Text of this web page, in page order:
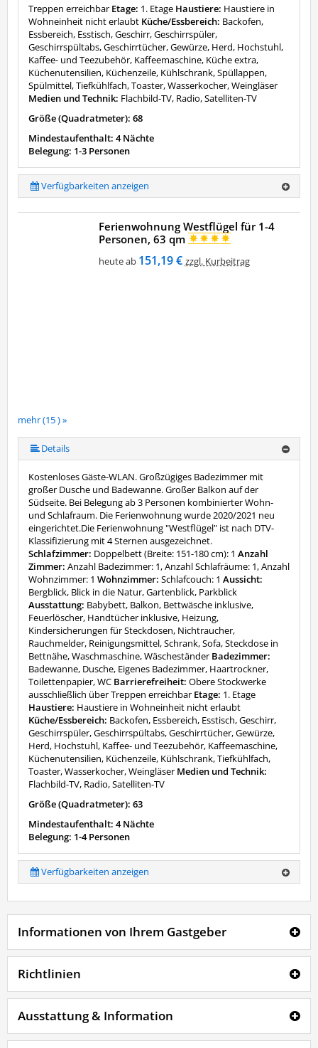
Treppen erreichbar Etage: 1. Etage Haustiere: Haustiere in
Wohneinheit nicht erlaubt Küche/Essbereich: Backofen,
Essbereich, Esstisch, Geschirr, Geschirrspüler,
Geschirrspültabs, Geschirrtücher, Gewürze, Herd, Hochstuhl,
Kaffee- und Teezubehör, Kaffeemaschine, Küche extra,
Küchenutensilien, Küchenzeile, Kühlschrank, Spüllappen,
Spülmittel, Tiefkühlfach, Toaster, Wasserkocher, Weingläser
Medien und Technik: Flachbild-TV, Radio, Satelliten-TV
Größe (Quadratmeter): 68
Mindestaufenthalt: 4 Nächte
Belegung: 1-3 Personen
Verfügbarkeiten anzeigen
mehr (15 ) »
mehr (15 ) »
mehr (15 ) »
mehr (15 ) »
mehr (15 ) »
mehr (15 ) »
mehr (15 ) »
mehr (15 ) »
mehr (15 ) »
mehr (15 ) »
mehr (15 ) »
mehr (15 ) »
Ferienwohnung Westflügel für 1-4
Personen, 63 qm
heute ab 151,19 € zzgl. Kurbeitrag
Details
Kostenloses Gäste-WLAN. Großzügiges Badezimmer mit
großer Dusche und Badewanne. Großer Balkon auf der
Südseite. Bei Belegung ab 3 Personen kombinierter Wohn-
und Schlafraum. Die Ferienwohnung wurde 2020/2021 neu
eingerichtet.Die Ferienwohnung "Westflügel" ist nach DTV-
Klassifizierung mit 4 Sternen ausgezeichnet.
Schlafzimmer: Doppelbett (Breite: 151-180 cm): 1 Anzahl
Zimmer: Anzahl Badezimmer: 1, Anzahl Schlafräume: 1, Anzahl
Wohnzimmer: 1 Wohnzimmer: Schlafcouch: 1 Aussicht:
Bergblick, Blick in die Natur, Gartenblick, Parkblick
Ausstattung: Babybett, Balkon, Bettwäsche inklusive,
Feuerlöscher, Handtücher inklusive, Heizung,
Kindersicherungen für Steckdosen, Nichtraucher,
Rauchmelder, Reinigungsmittel, Schrank, Sofa, Steckdose in
Bettnähe, Waschmaschine, Wäscheständer Badezimmer:
Badewanne, Dusche, Eigenes Badezimmer, Haartrockner,
Toilettenpapier, WC Barrierefreiheit: Obere Stockwerke
ausschließlich über Treppen erreichbar Etage: 1. Etage
Haustiere: Haustiere in Wohneinheit nicht erlaubt
Küche/Essbereich: Backofen, Essbereich, Esstisch, Geschirr,
Geschirrspüler, Geschirrspültabs, Geschirrtücher, Gewürze,
Herd, Hochstuhl, Kaffee- und Teezubehör, Kaffeemaschine,
Küchenutensilien, Küchenzeile, Kühlschrank, Tiefkühlfach,
Toaster, Wasserkocher, Weingläser Medien und Technik:
Flachbild-TV, Radio, Satelliten-TV
Größe (Quadratmeter): 63
Mindestaufenthalt: 4 Nächte
Belegung: 1-4 Personen
Verfügbarkeiten anzeigen
Informationen von Ihrem Gastgeber
Richtlinien
Ausstattung & Information